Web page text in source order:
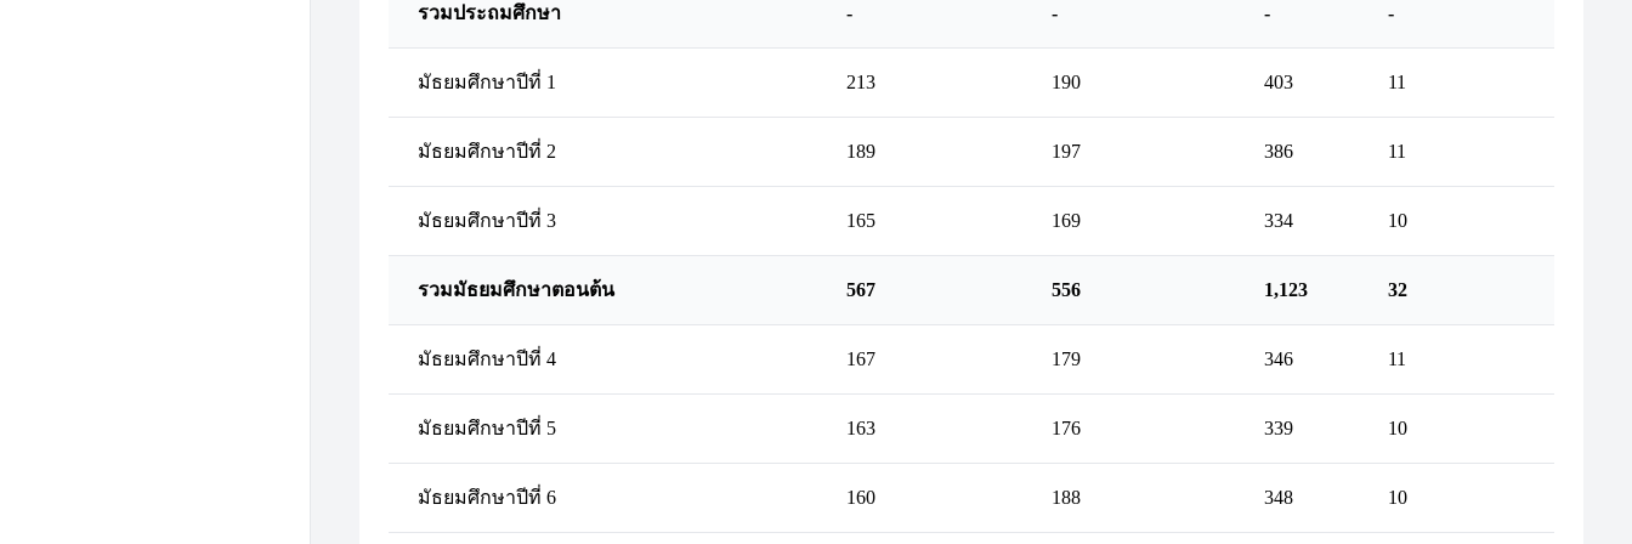
รวมประถมศึกษา - - - -
มัธยมศึกษาปีที่ 1 213 190 403 11
มัธยมศึกษาปีที่ 2 189 197 386 11
มัธยมศึกษาปีที่ 3 165 169 334 10
รวมมัธยมศึกษาตอนต้น 567 556 1,123 32
มัธยมศึกษาปีที่ 4 167 179 346 11
มัธยมศึกษาปีที่ 5 163 176 339 10
มัธยมศึกษาปีที่ 6 160 188 348 10